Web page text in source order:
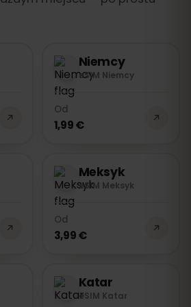
Niemcy
eSIM Niemcy
Od
1,99 €
Meksyk
eSIM Meksyk
Od
3,99 €
Katar
eSIM Katar